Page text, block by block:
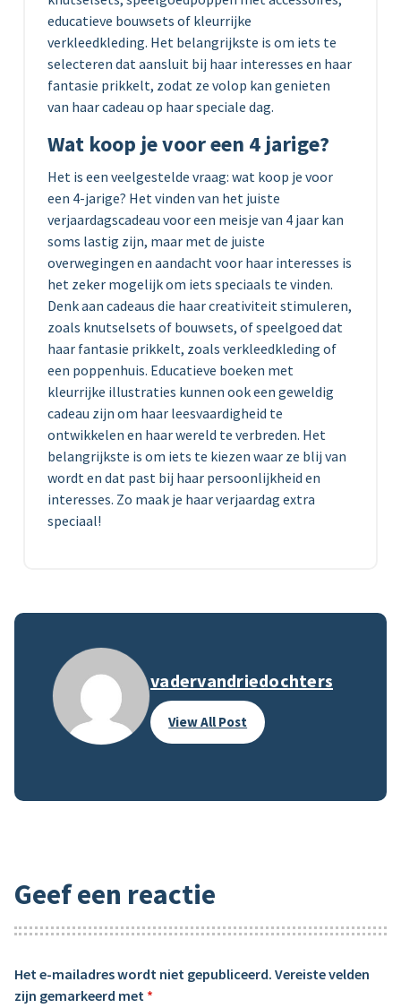
educatieve bouwsets of kleurrijke
verkleedkleding. Het belangrijkste is om iets te
selecteren dat aansluit bij haar interesses en haar
fantasie prikkelt, zodat ze volop kan genieten
van haar cadeau op haar speciale dag.
Wat koop je voor een 4 jarige?
Het is een veelgestelde vraag: wat koop je voor
een 4-jarige? Het vinden van het juiste
verjaardagscadeau voor een meisje van 4 jaar kan
soms lastig zijn, maar met de juiste
overwegingen en aandacht voor haar interesses is
het zeker mogelijk om iets speciaals te vinden.
Denk aan cadeaus die haar creativiteit stimuleren,
zoals knutselsets of bouwsets, of speelgoed dat
haar fantasie prikkelt, zoals verkleedkleding of
een poppenhuis. Educatieve boeken met
kleurrijke illustraties kunnen ook een geweldig
cadeau zijn om haar leesvaardigheid te
ontwikkelen en haar wereld te verbreden. Het
belangrijkste is om iets te kiezen waar ze blij van
wordt en dat past bij haar persoonlijkheid en
interesses. Zo maak je haar verjaardag extra
speciaal!
vadervandriedochters
View All Post
Geef een reactie
Het e-mailadres wordt niet gepubliceerd. Vereiste velden
zijn gemarkeerd met *